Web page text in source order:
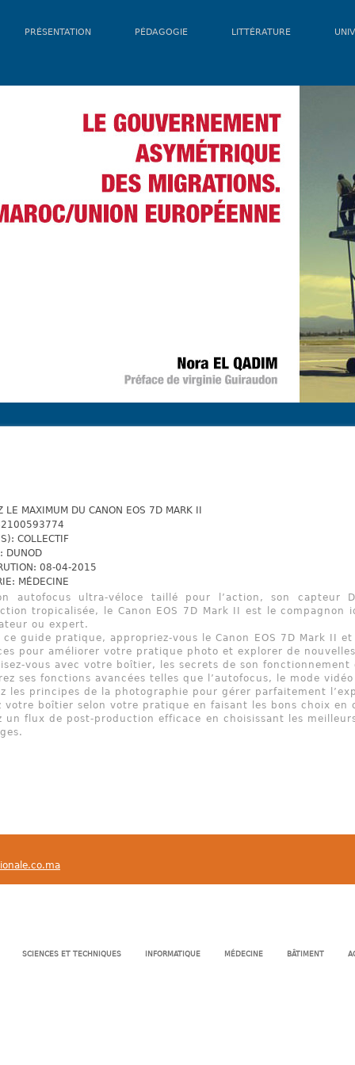
PRÉSENTATION PÉDAGOGIE LITTÉRATURE
LE MAXIMUM DU CANON EOS 7D MARK II
COLLECTIF
DUNOD
08-04-2015
MÉDECINE
autofocus ultra-véloce taillé pour l’action, son capteur
tropicalisée, le Canon EOS 7D Mark II est le compagnon
ou expert.
ce guide pratique, appropriez-vous le Canon EOS 7D Mark II
pour améliorer votre pratique photo et explorer de
vous avec votre boîtier, les secrets de son
ses fonctions avancées telles que l’autofocus, le mode
les principes de la photographie pour gérer parfaitement
votre boîtier selon votre pratique en faisant les bons choix en
un flux de post-production efficace en choisissant les
SCIENCES ET TECHNIQUES INFORMATIQUE MÉDECINE BÂTIMENT